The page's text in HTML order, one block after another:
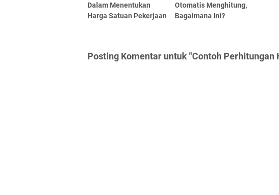
Dalam Menentukan
Harga Satuan Pekerjaan
Otomatis Menghitung,
Bagaimana Ini?
Posting Komentar untuk "Contoh Perhitungan